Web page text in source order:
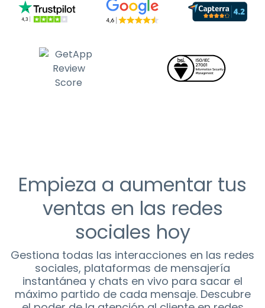
Empieza a aumentar tus
ventas en las redes
sociales hoy
Gestiona todas las interacciones en las redes
sociales, plataformas de mensajería
instantánea y chats en vivo para sacar el
máximo partido de cada mensaje. Descubre